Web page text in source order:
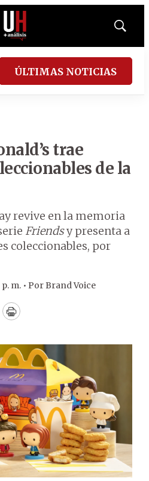
Mostrar
ÚLTIMAS NOTICIAS
trae
de la
revive en la memoria
Friendsy presenta a
coleccionables, por
m. • PorBrand Voice
Print